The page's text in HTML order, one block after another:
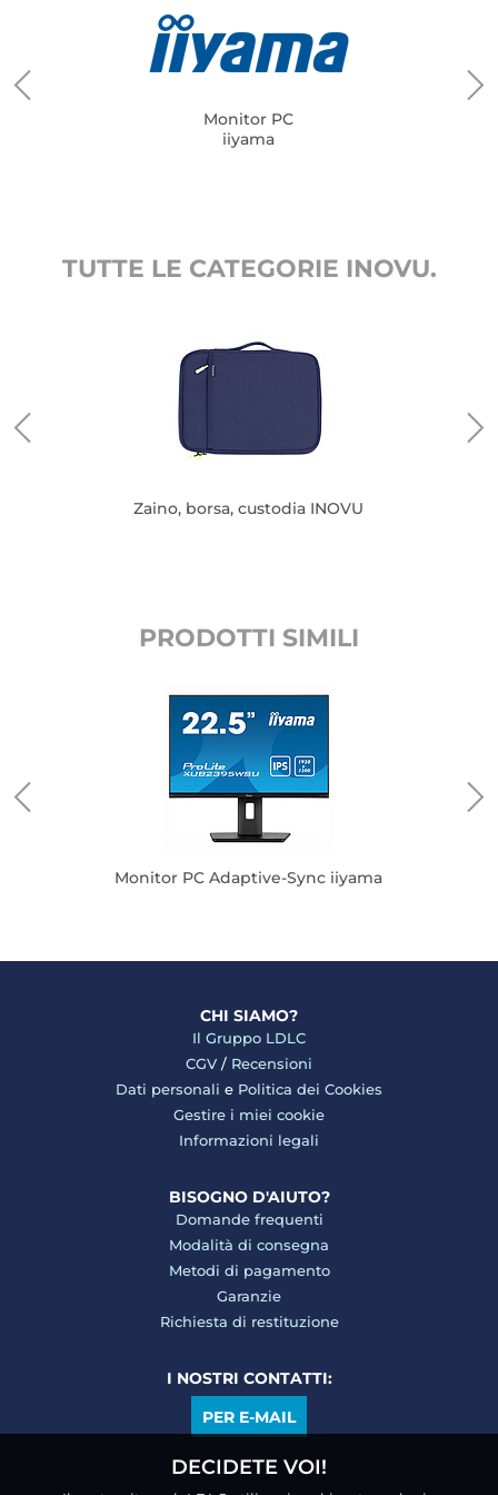
Monitor PC
iiyama
TUTTE LE CATEGORIE INOVU.
Zaino, borsa, custodia INOVU
PRODOTTI SIMILI
Monitor PC Adaptive-Sync iiyama
CHI SIAMO?
Il Gruppo LDLC
CGV / Recensioni
Dati personali e Politica dei Cookies
Gestire i miei cookie
Informazioni legali
BISOGNO D'AIUTO?
Domande frequenti
Modalità di consegna
Metodi di pagamento
Garanzie
Richiesta di restituzione
I NOSTRI CONTATTI:
PER E-MAIL
DECIDETE VOI!